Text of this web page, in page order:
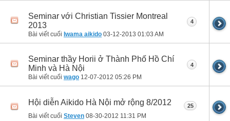
Seminar với Christian Tissier Montreal
2013
Bài viết cuối Iwama aikido 03-12-2013 01:03 AM
4
Seminar thầy Horii ở Thành Phố Hồ Chí
Minh và Hà Nội
Bài viết cuối wago 12-07-2012 05:26 PM
4
Hội diễn Aikido Hà Nội mở rộng 8/2012
Bài viết cuối Steven 08-30-2012 11:31 PM
25